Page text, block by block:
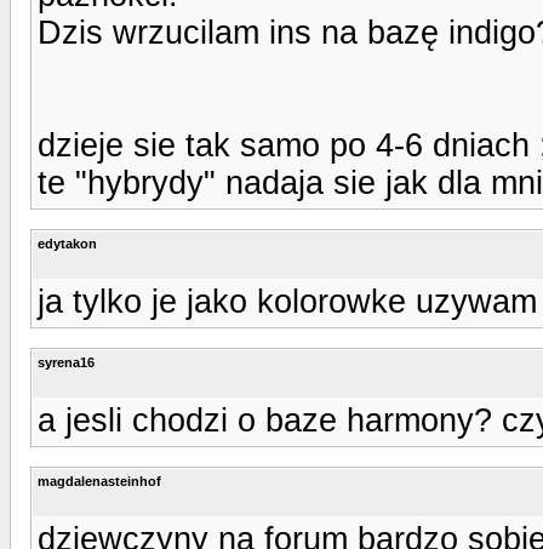
Dzis wrzucilam ins na bazę
dzieje sie tak samo po 4-6
te "hybrydy" nadaja sie jak dla
edytakon
ja tylko je jako kolorowke
syrena16
a jesli chodzi o baze harmony?
magdalenasteinhof
dziewczyny na forum bardzo